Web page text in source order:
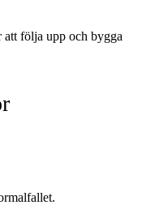
att följa upp och bygga